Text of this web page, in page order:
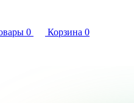
0 Корзина 0